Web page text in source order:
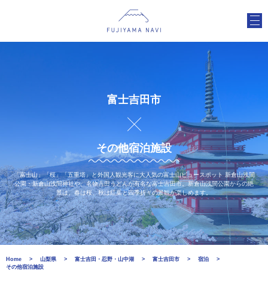
富士吉田市
その他宿泊施設
「富士山」「桜」「五重塔」と外国人観光客に大人気の富士山ビュースポット 新倉山浅間
公園・新倉山浅間神社や、名物吉田うどんが有名な富士吉田市。新倉山浅間公園からの絶
景は、春は桜、秋は紅葉と四季折々の景観が楽しめます。
Home 山梨県 富士吉田・忍野・山中湖 富士吉田市
宿泊
その他宿泊施設